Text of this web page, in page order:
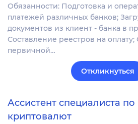
Обязанности: Подготовка и
платежей различных банков;
документов из клиент - банка в
Составление реестров на
первичной…
Откликнуться
Ассистент специалиста
криптовалют